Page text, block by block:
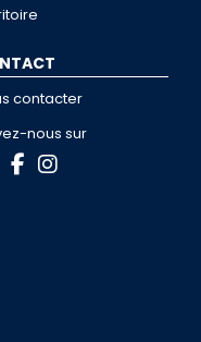
contacter
nous sur